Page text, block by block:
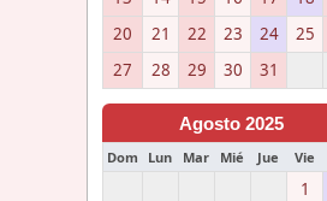
20
21 22 23 24 25
27
28 29 30 31
Agosto 2025
Dom Lun Mar Mié Jue Vie
1